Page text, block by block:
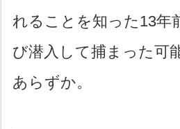
れることを知った13年
び潜入して捕まった可
あらずか。